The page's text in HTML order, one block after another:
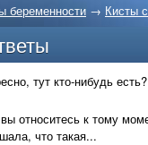
беременности → Кисты
тут кто-нибудь есть?
относитесь к тому
что такая...